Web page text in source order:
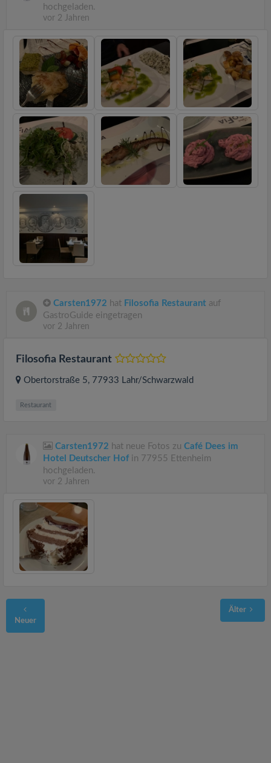
hochgeladen.
vor 2 Jahren
Carsten1972 hat Filosofia Restaurant auf
GastroGuide eingetragen
vor 2 Jahren
Filosofia Restaurant
Obertorstraße 5, 77933 Lahr/Schwarzwald
Restaurant
Carsten1972 hat neue Fotos zu Café Dees im
Hotel Deutscher Hof in 77955 Ettenheim
hochgeladen.
vor 2 Jahren
Neuer
Älter